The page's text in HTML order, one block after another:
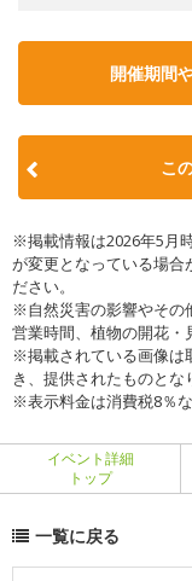
開催期間
こ
※掲載情報は2026年5月
が変更となっている場合
ださい。
※自然災害の影響やその
営業時間、植物の開花・
※掲載されている画像は
き、提供されたものとな
※表示料金は消費税8％
イベント詳細
トップ
一覧に戻る